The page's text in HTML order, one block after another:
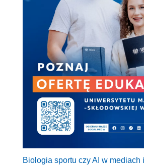
Biologia sportu czy AI w mediach